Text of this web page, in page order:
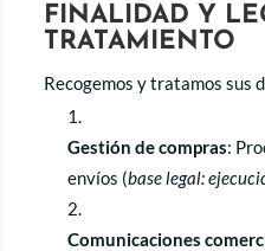
FINALIDAD Y
TRATAMIENTO
Recogemos y tratamos sus
Gestión de compras:
envíos (base legal:
Comunicaciones